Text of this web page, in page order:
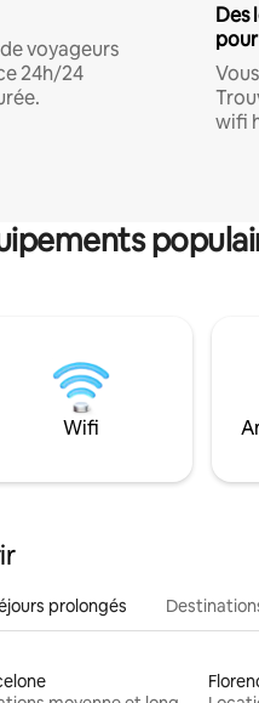
voyageurs
24h/24
Des
wifi
Wifi
prolongés